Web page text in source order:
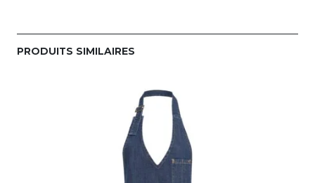
PRODUITS SIMILAIRES